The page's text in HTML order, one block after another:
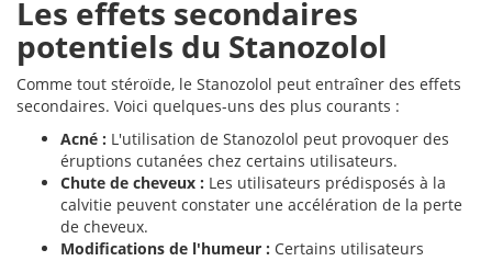
Les effets secondaires
potentiels du Stanozolol
Comme tout stéroïde, le Stanozolol peut entraîner des effets
secondaires. Voici quelques-uns des plus courants :
Acné : L'utilisation de Stanozolol peut provoquer des
éruptions cutanées chez certains utilisateurs.
Chute de cheveux : Les utilisateurs prédisposés à la
calvitie peuvent constater une accélération de la perte
de cheveux.
Modifications de l'humeur : Certains utilisateurs